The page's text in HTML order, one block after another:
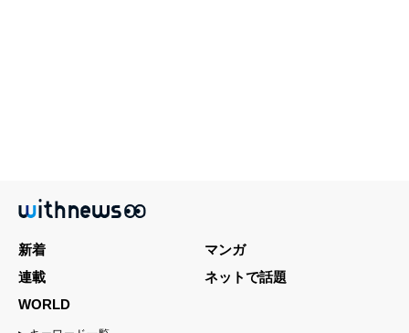
新着
マンガ
連載
ネットで話題
WORLD